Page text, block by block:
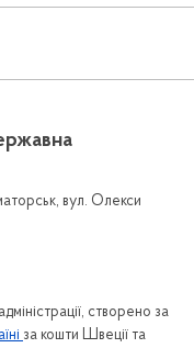
вул. Олекси
створено за
за кошти Швеції та